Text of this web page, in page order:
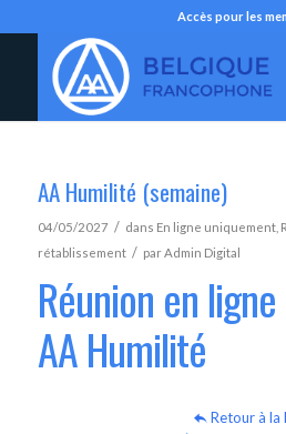
Accès pour les
AA Humilité (semaine)
04/05/2027 / dans En ligne uniquement,
rétablissement / parAdmin Digital
Réunion en
AA Humilité
Retour à la